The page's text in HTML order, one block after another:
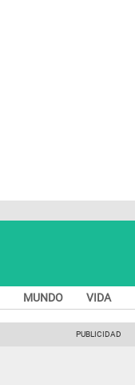
MUNDO VIDA